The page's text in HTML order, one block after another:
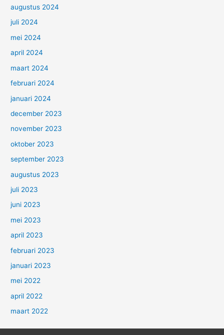
augustus 2024
juli 2024
mei 2024
april 2024
maart 2024
februari 2024
januari 2024
december 2023
november 2023
oktober 2023
september 2023
augustus 2023
juli 2023
juni 2023
mei 2023
april 2023
februari 2023
januari 2023
mei 2022
april 2022
maart 2022